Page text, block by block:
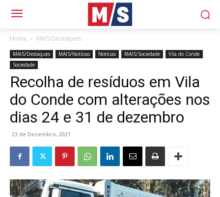
Home MAIS/Destaques
MAIS/Destaques MAIS/Notícias Notícias MAIS/Sociedade
Vila do Conde
Sociedade
Recolha de resíduos em Vila
do Conde com alterações nos
dias 24 e 31 de dezembro
23 de Dezembro, 2021